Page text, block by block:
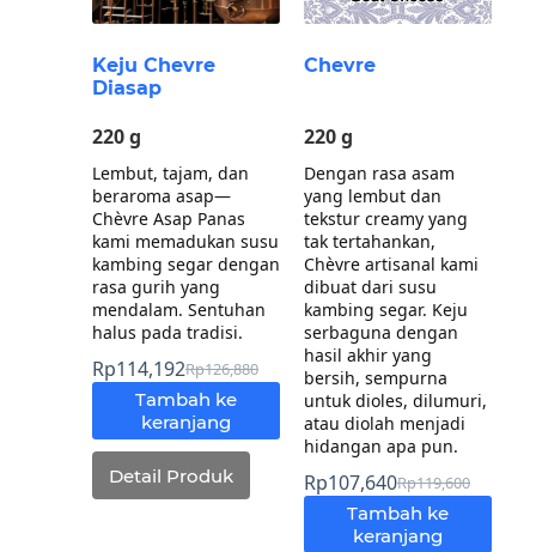
Keju Chevre
Diasap
220 g
Lembut, tajam, dan
beraroma asap—
Chèvre Asap Panas
kami memadukan susu
kambing segar dengan
rasa gurih yang
mendalam. Sentuhan
halus pada tradisi.
Rp126,880
Rp114,192
Tambah ke
keranjang
Detail Produk
Chevre
220 g
Dengan rasa asam
yang lembut dan
tekstur creamy yang
tak tertahankan,
Chèvre artisanal kami
dibuat dari susu
kambing segar. Keju
serbaguna dengan
hasil akhir yang
bersih, sempurna
untuk dioles, dilumuri,
atau diolah menjadi
hidangan apa pun.
Rp119,600
Rp107,640
Tambah ke
keranjang